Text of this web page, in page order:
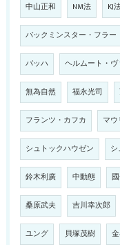
中山正和 NM法 KJ
バックミンスター・フラー
バッハ ヘルムート・ヴ
無為自然 福永光司
フランツ・カフカ マ
シュトックハウゼン
鈴木利廣 中動態
桑原武夫 吉川幸次郎
ユング 貝塚茂樹